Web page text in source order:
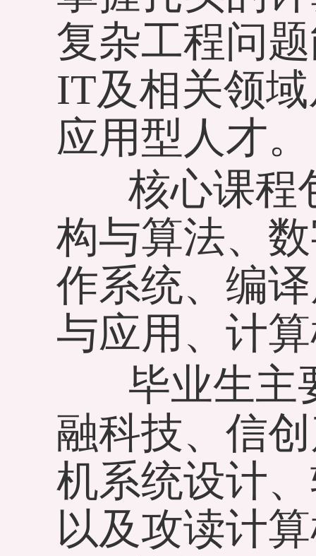
复杂工程问
IT及相关领
应用型人才。
核心课程
构与算法、
作系统、编
与应用、计
毕业生主
融科技、信
机系统设计
以及攻读计